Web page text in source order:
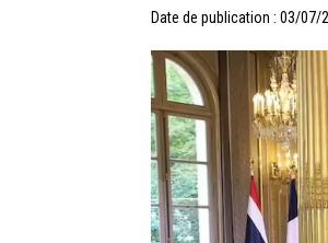
Date de publication : 03/07/